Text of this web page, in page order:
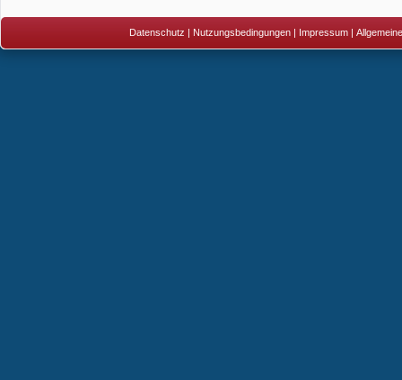
Datenschutz | Nutzungsbedingungen| Impressum|